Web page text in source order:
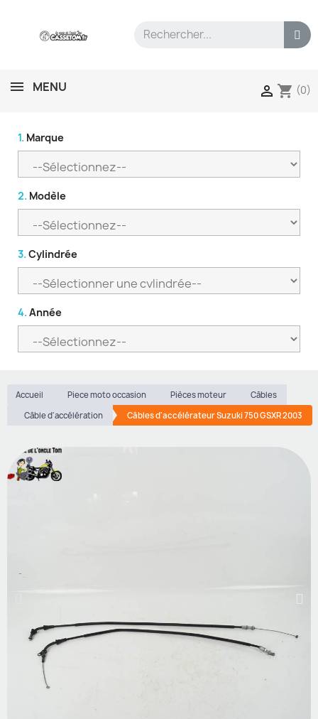
MENU  shopping_cart (0)
1. Marque
2. Modèle
3. Cylindrée
4. Année
Accueil Piece moto occasion Pièces moteur
Câbles
Câble d'accélération
Câbles d'accélérateur Suzuki 750 GSXR 2003